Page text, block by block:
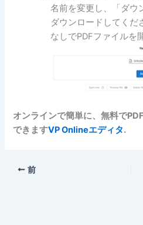
名前を変更し、「ダウ
ダウンロードしてくだ
なしでPDFファイルを
オンラインで簡単に、無料で
できますVP Onlineエディタ.
前